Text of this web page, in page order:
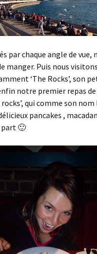
par chaque angle de vue,
manger. Puis nous
‘The Rocks’, son
notre premier repas
qui comme son nom
pancakes ,
part 🙂